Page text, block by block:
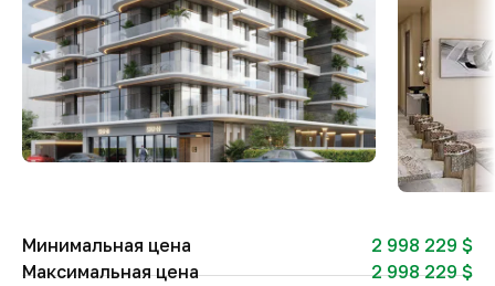
Минимальная цена
2 998 229 $
Максимальная цена
2 998 229 $